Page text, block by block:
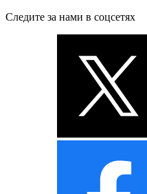
Следите за нами в соцсетях